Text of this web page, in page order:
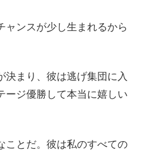
ャンスが少し生まれるから
決まり、彼は逃げ集団に入
ージ優勝して本当に嬉しい
ことだ。彼は私のすべての